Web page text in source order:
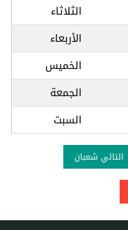
الثلاثاء
الأربعاء
الخميس
الجمعة
السبت
التالي شعبان